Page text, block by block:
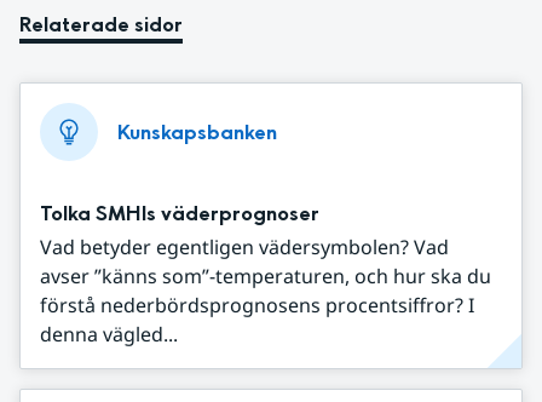
Relaterade sidor
Kunskapsbanken
Tolka SMHIs väderprognoser
Vad betyder egentligen vädersymbolen? Vad
avser ”känns som”-temperaturen, och hur ska du
förstå nederbördsprognosens procentsiffror? I
denna vägled...